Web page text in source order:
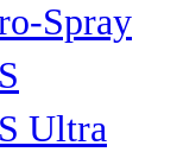
Spray
Ultra